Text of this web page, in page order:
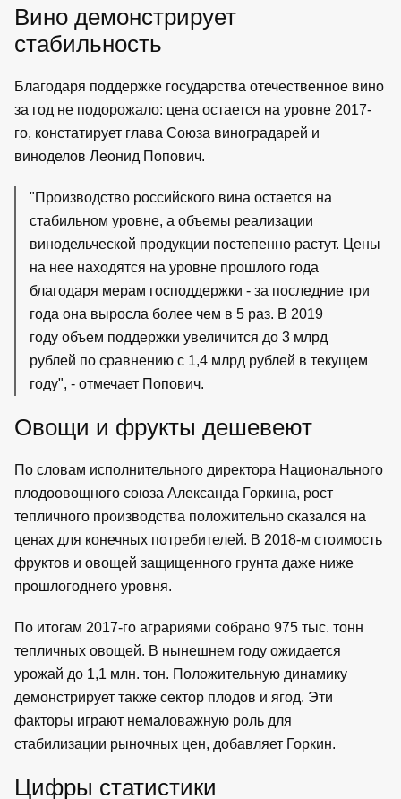
Вино демонстрирует
стабильность
Благодаря поддержке государства отечественное вино
за год не подорожало: цена остается на уровне 2017-
го, констатирует глава Союза виноградарей и
виноделов Леонид Попович.
"Производство российского вина остается на
стабильном уровне, а объемы реализации
винодельческой продукции постепенно растут. Цены
на нее находятся на уровне прошлого года
благодаря мерам господдержки - за последние три
года она выросла более чем в 5 раз. В 2019
году объем поддержки увеличится до 3 млрд
рублей по сравнению с 1,4 млрд рублей в текущем
году", - отмечает Попович.
Овощи и фрукты дешевеют
По словам исполнительного директора Национального
плодоовощного союза Александа Горкина, рост
тепличного производства положительно сказался на
ценах для конечных потребителей. В 2018-м стоимость
фруктов и овощей защищенного грунта даже ниже
прошлогоднего уровня.
По итогам 2017-го аграриями собрано 975 тыс. тонн
тепличных овощей. В нынешнем году ожидается
урожай до 1,1 млн. тон. Положительную динамику
демонстрирует также сектор плодов и ягод. Эти
факторы играют немаловажную роль для
стабилизации рыночных цен, добавляет Горкин.
Цифры статистики